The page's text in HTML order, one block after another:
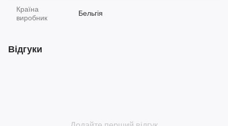
Країна
виробник
Бельгія
Відгуки